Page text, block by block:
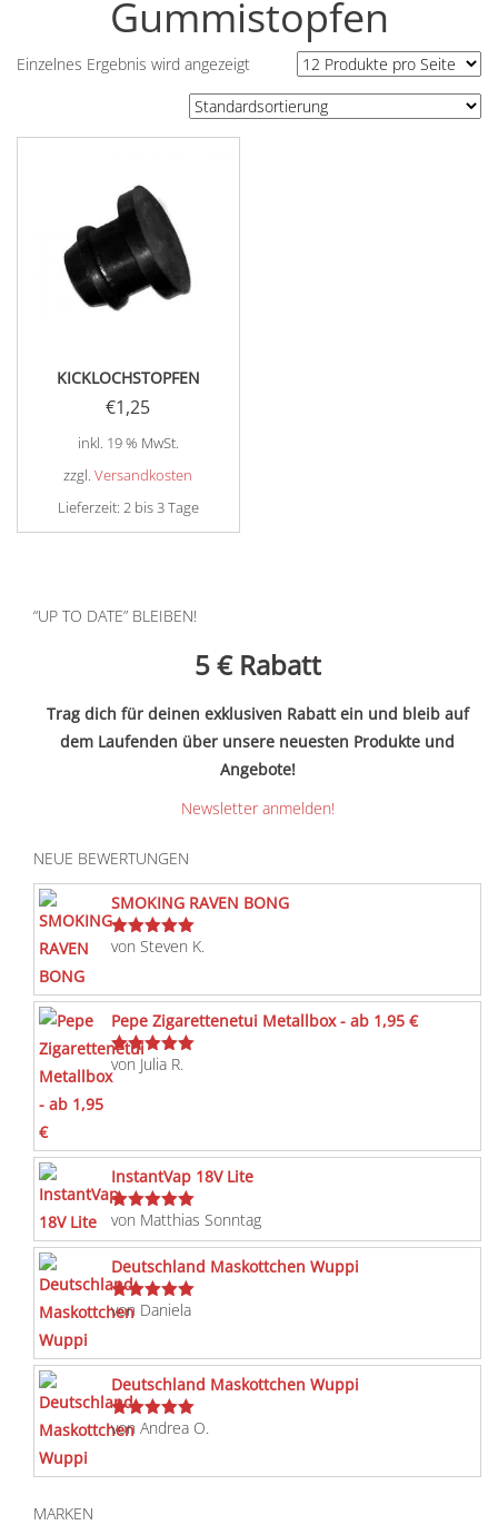
Gummistopfen
Einzelnes Ergebnis wird angezeigt
KICKLOCHSTOPFEN
€1,25
inkl. 19 % MwSt.
zzgl.Versandkosten
Lieferzeit: 2 bis 3 Tage
“UP TO DATE” BLEIBEN!
5 € Rabatt
Trag dich für deinen exklusiven Rabatt ein und bleib auf
dem Laufenden über unsere neuesten Produkte und
Angebote!
Newsletter anmelden!
NEUE BEWERTUNGEN
SMOKING RAVEN BONG
Bewertet
von Steven K.
Pepe Zigarettenetui Metallbox - ab 1,95 €
Bewertet
mit
von Julia R.
InstantVap 18V Lite
Bewertet
von Matthias Sonntag
Deutschland Maskottchen Wuppi
Bewertet
von Daniela
Deutschland Maskottchen Wuppi
Bewertet
von Andrea O.
MARKEN